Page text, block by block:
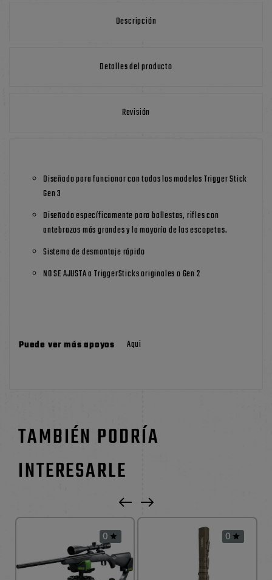
Descripción
Detalles del producto
Revisión
Diseñado para funcionar con todos los modelos Trigger Stick
Gen 3
Diseñado específicamente para ballestas, rifles con
antebrazos más grandes y la mayoría de las escopetas.
Sistema de desmontaje rápido
NO SE AJUSTA a TriggerSticks originales o Gen 2
Puede ver más apoyos Aqui
TAMBIÉN PODRÍA
INTERESARLE
0  0 